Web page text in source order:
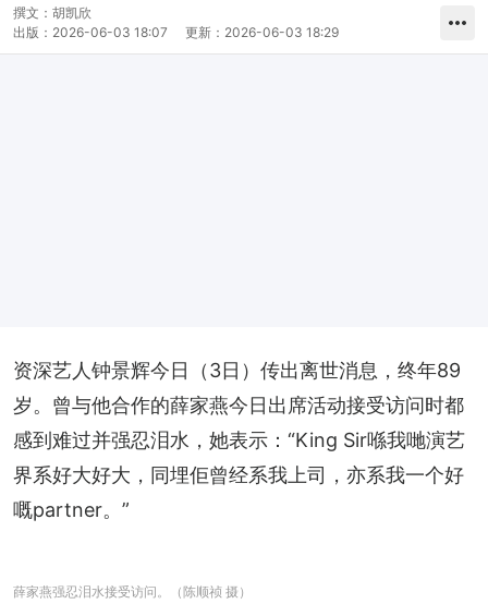
撰文： 胡凯欣
出版： 2026-06-03 18:07 更新： 2026-06-03 18:29
资深艺人钟景辉今日（3日）传出离世消息，终年89
岁。曾与他合作的薛家燕今日出席活动接受访问时都
感到难过并强忍泪水，她表示：“King Sir喺我哋演艺
界系好大好大，同埋佢曾经系我上司，亦系我一个好
嘅partner。”
薛家燕强忍泪水接受访问。（陈顺祯 摄）